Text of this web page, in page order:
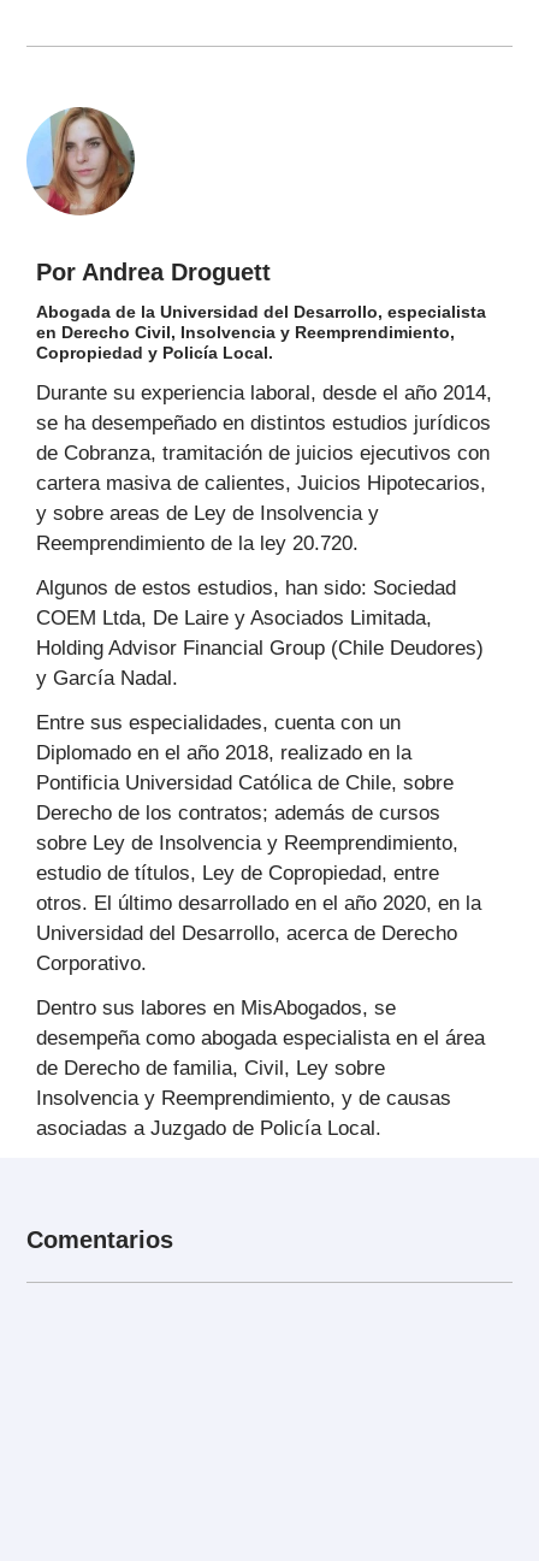
Por Andrea Droguett
Abogada de la Universidad del Desarrollo, especialista
en Derecho Civil, Insolvencia y Reemprendimiento,
Copropiedad y Policía Local.
Durante su experiencia laboral, desde el año 2014,
se ha desempeñado en distintos estudios jurídicos
de Cobranza, tramitación de juicios ejecutivos con
cartera masiva de calientes, Juicios Hipotecarios,
y sobre areas de Ley de Insolvencia y
Reemprendimiento de la ley 20.720.
Algunos de estos estudios, han sido: Sociedad
COEM Ltda, De Laire y Asociados Limitada,
Holding Advisor Financial Group (Chile Deudores)
y García Nadal.
Entre sus especialidades, cuenta con un
Diplomado en el año 2018, realizado en la
Pontificia Universidad Católica de Chile, sobre
Derecho de los contratos; además de cursos
sobre Ley de Insolvencia y Reemprendimiento,
estudio de títulos, Ley de Copropiedad, entre
otros. El último desarrollado en el año 2020, en la
Universidad del Desarrollo, acerca de Derecho
Corporativo.
Dentro sus labores en MisAbogados, se
desempeña como abogada especialista en el área
de Derecho de familia, Civil, Ley sobre
Insolvencia y Reemprendimiento, y de causas
asociadas a Juzgado de Policía Local.
Comentarios